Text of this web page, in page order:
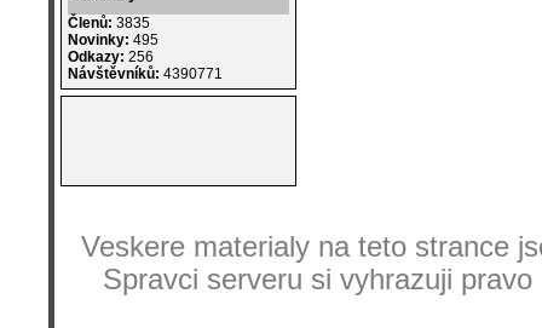
Členů: 3835
Novinky: 495
Odkazy: 256
Návštěvníků: 4390771
Veskere materialy na teto strance
Spravci serveru si vyhrazuji